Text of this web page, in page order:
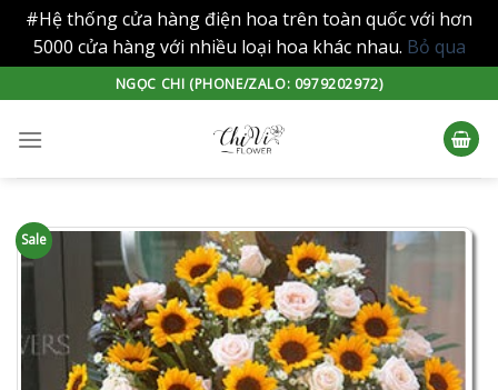
#Hệ thống cửa hàng điện hoa trên toàn quốc với hơn
5000 cửa hàng với nhiều loại hoa khác nhau. Bỏ qua
to
content
NGỌC CHI (PHONE/ZALO: 0979202972)
Sale